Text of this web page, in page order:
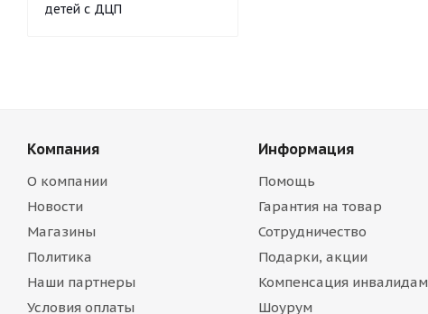
детей с ДЦП
Компания
О компании
Новости
Магазины
Политика
Наши партнеры
Условия оплаты
Информация
Помощь
Гарантия на товар
Сотрудничество
Подарки, акции
Компенсация инвалидам
Шоурум